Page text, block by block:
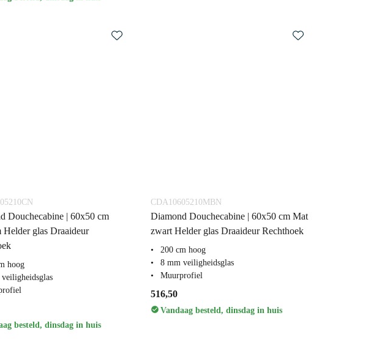
Douchecabine | 60x50 cm
Helder glas Draaideur
hoog
besteld, dinsdag in huis
CDA10605210MBN
Diamond Douchecabine | 60x50 cm Mat
zwart Helder glas Draaideur Rechthoek
200 cm hoog
8 mm veiligheidsglas
Muurprofiel
516,50
Vandaag besteld, dinsdag in huis